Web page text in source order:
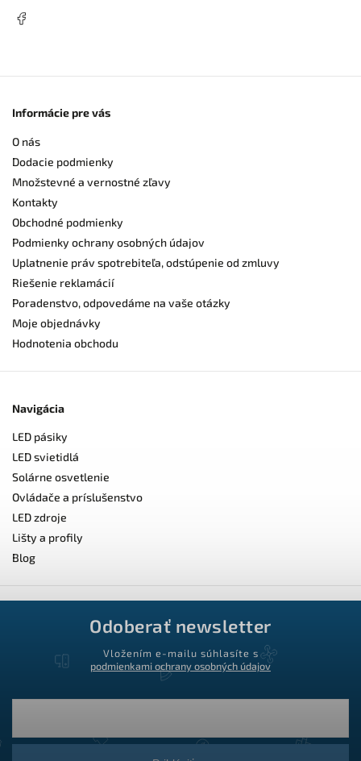
Informácie pre vás
O nás
Dodacie podmienky
Množstevné a vernostné zľavy
Kontakty
Obchodné podmienky
Podmienky ochrany osobných údajov
Uplatnenie práv spotrebiteľa, odstúpenie od zmluvy
Riešenie reklamácií
Poradenstvo, odpovedáme na vaše otázky
Moje objednávky
Hodnotenia obchodu
Navigácia
LED pásiky
LED svietidlá
Solárne osvetlenie
Ovládače a príslušenstvo
LED zdroje
Lišty a profily
Blog
Odoberať newsletter
Vložením e-mailu súhlasíte s
podmienkami ochrany osobných údajov